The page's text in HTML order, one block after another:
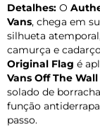
Detalhes: O
Vans, chega em
silhueta
camurça e
Original Flag é
Vans Off The Wall
solado de
função
passo.